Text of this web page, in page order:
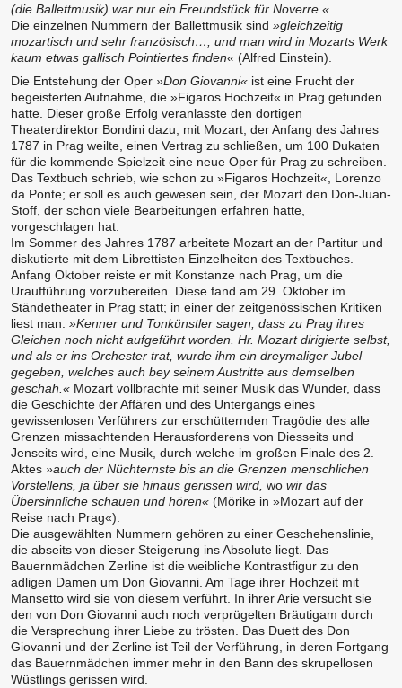
(die Ballettmusik) war nur ein Freundstück für Noverre.«
Die einzelnen Nummern der Ballettmusik sind »gleichzeitig
mozartisch und sehr französisch…, und man wird in Mozarts Werk
kaum etwas gallisch Pointiertes finden« (Alfred Einstein).
Die Entstehung der Oper »Don Giovanni« ist eine Frucht der
begeisterten Aufnahme, die »Figaros Hochzeit« in Prag gefunden
hatte. Dieser große Erfolg veranlasste den dortigen
Theaterdirektor Bondini dazu, mit Mozart, der Anfang des Jahres
1787 in Prag weilte, einen Vertrag zu schließen, um 100 Dukaten
für die kommende Spielzeit eine neue Oper für Prag zu schreiben.
Das Textbuch schrieb, wie schon zu »Figaros Hochzeit«, Lorenzo
da Ponte; er soll es auch gewesen sein, der Mozart den Don-Juan-
Stoff, der schon viele Bearbeitungen erfahren hatte,
vorgeschlagen hat.
Im Sommer des Jahres 1787 arbeitete Mozart an der Partitur und
diskutierte mit dem Librettisten Einzelheiten des Textbuches.
Anfang Oktober reiste er mit Konstanze nach Prag, um die
Uraufführung vorzubereiten. Diese fand am 29. Oktober im
Ständetheater in Prag statt; in einer der zeitgenössischen Kritiken
liest man: »Kenner und Tonkünstler sagen, dass zu Prag ihres
Gleichen noch nicht aufgeführt worden. Hr. Mozart dirigierte selbst,
und als er ins Orchester trat, wurde ihm ein dreymaliger Jubel
gegeben, welches auch bey seinem Austritte aus demselben
geschah.« Mozart vollbrachte mit seiner Musik das Wunder, dass
die Geschichte der Affären und des Untergangs eines
gewissenlosen Verführers zur erschütternden Tragödie des alle
Grenzen missachtenden Herausforderens von Diesseits und
Jenseits wird, eine Musik, durch welche im großen Finale des 2.
Aktes »auch der Nüchternste bis an die Grenzen menschlichen
Vorstellens, ja über sie hinaus gerissen wird, wo wir das
Übersinnliche schauen und hören« (Mörike in »Mozart auf der
Reise nach Prag«).
Die ausgewählten Nummern gehören zu einer Geschehenslinie,
die abseits von dieser Steigerung ins Absolute liegt. Das
Bauernmädchen Zerline ist die weibliche Kontrastfigur zu den
adligen Damen um Don Giovanni. Am Tage ihrer Hochzeit mit
Mansetto wird sie von diesem verführt. In ihrer Arie versucht sie
den von Don Giovanni auch noch verprügelten Bräutigam durch
die Versprechung ihrer Liebe zu trösten. Das Duett des Don
Giovanni und der Zerline ist Teil der Verführung, in deren Fortgang
das Bauernmädchen immer mehr in den Bann des skrupellosen
Wüstlings gerissen wird.